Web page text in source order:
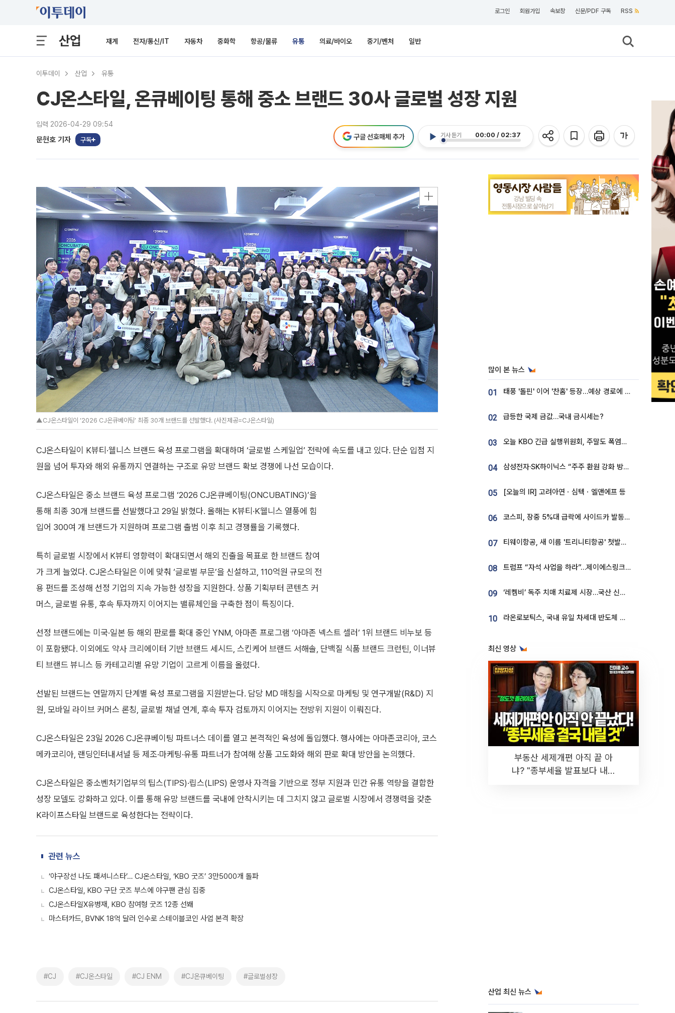
로그인 회원가입 속보창 신문/PDF 구독 RSS
산업 재계 전자/통신/IT 자동차 중화학 항공/물류 유통 의료/바이오 중기/벤처 일반
이투데이 산업 유통
CJ온스타일, 온큐베이팅 통해 중소 브랜드 30사 글로벌 성장 지원
입력 2026-04-29 09:54
문현호 기자 구독
기사 듣기 00:00 / 02:37
구글 선호매체 추가
▲CJ온스타일이 ‘2026 CJ온큐베이팅’ 최종 30개 브랜드를 선발했다. (사진제공=CJ온스타일)
CJ온스타일이 K뷰티·웰니스 브랜드 육성 프로그램을 확대하며 ‘글로벌 스케일업’ 전략에 속도를 내고 있다. 단순 입점 지
원을 넘어 투자와 해외 유통까지 연결하는 구조로 유망 브랜드 확보 경쟁에 나선 모습이다.
CJ온스타일은 중소 브랜드 육성 프로그램 ‘2026 CJ온큐베이팅(ONCUBATING)’을
통해 최종 30개 브랜드를 선발했다고 29일 밝혔다. 올해는 K뷰티·K웰니스 열풍에 힘
입어 300여 개 브랜드가 지원하며 프로그램 출범 이후 최고 경쟁률을 기록했다.
특히 글로벌 시장에서 K뷰티 영향력이 확대되면서 해외 진출을 목표로 한 브랜드 참여
가 크게 늘었다. CJ온스타일은 이에 맞춰 ‘글로벌 부문’을 신설하고, 110억원 규모의 전
용 펀드를 조성해 선정 기업의 지속 가능한 성장을 지원한다. 상품 기획부터 콘텐츠 커
머스, 글로벌 유통, 후속 투자까지 이어지는 밸류체인을 구축한 점이 특징이다.
선정 브랜드에는 미국·일본 등 해외 판로를 확대 중인 YNM, 아마존 프로그램 ‘아마존 넥스트 셀러’ 1위 브랜드 비누보 등
이 포함됐다. 이외에도 약사 크리에이터 기반 브랜드 세시드, 스킨케어 브랜드 서해솔, 단백질 식품 브랜드 크런틴, 이너뷰
티 브랜드 뷰니스 등 카테고리별 유망 기업이 고르게 이름을 올렸다.
선발된 브랜드는 연말까지 단계별 육성 프로그램을 지원받는다. 담당 MD 매칭을 시작으로 마케팅 및 연구개발(R&D) 지
원, 모바일 라이브 커머스 론칭, 글로벌 채널 연계, 후속 투자 검토까지 이어지는 전방위 지원이 이뤄진다.
CJ온스타일은 23일 2026 CJ온큐베이팅 파트너스 데이를 열고 본격적인 육성에 돌입했다. 행사에는 아마존코리아, 코스
메카코리아, 랜딩인터내셔널 등 제조·마케팅·유통 파트너가 참여해 상품 고도화와 해외 판로 확대 방안을 논의했다.
CJ온스타일은 중소벤처기업부의 팁스(TIPS)·립스(LIPS) 운영사 자격을 기반으로 정부 지원과 민간 유통 역량을 결합한
성장 모델도 강화하고 있다. 이를 통해 유망 브랜드를 국내에 안착시키는 데 그치지 않고 글로벌 시장에서 경쟁력을 갖춘
K라이프스타일 브랜드로 육성한다는 전략이다.
관련 뉴스
‘야구장선 나도 패셔니스타’… CJ온스타일, ‘KBO 굿즈’ 3만5000개 돌파
CJ온스타일, KBO 구단 굿즈 부스에 야구팬 관심 집중
CJ온스타일X유병재, KBO 참여형 굿즈 12종 선봬
마스터카드, BVNK 18억 달러 인수로 스테이블코인 사업 본격 확장
#CJ #CJ온스타일 #CJ ENM #CJ온큐베이팅 #글로벌성장
많이 본 뉴스
01 태풍 '돌핀' 이어 '찬홈' 등장…예상 경로에 한국 '한숨'
02 급등한 국제 금값…국내 금시세는?
03 오늘 KBO 긴급 실행위원회, 주말도 폭염취소 될까
04 삼성전자·SK하이닉스 “주주 환원 강화 방안 마련”
05 [오늘의 IR] 고려아연ㆍ심텍ㆍ엘앤에프 등
06 코스피, 장중 5%대 급락에 사이드카 발동…삼성·SK 동반 폭락
07 티웨이항공, 새 이름 '트리니티항공' 첫발…SSC 전략 본격화
08 트럼프 “자석 사업을 하라”…제이에스링크, 비중국 영구자석 공급망 구축 속도
09 ‘레켐비’ 독주 치매 치료제 시장…국산 신약 등장하나
10 라온로보틱스, 국내 유일 차세대 반도체 공정 로봇 개발 ‘고객사 테스트 진행’
최신 영상
부동산 세제개편 아직 끝 아
냐? "종부세율 발표보다 내릴
산업 최신 뉴스